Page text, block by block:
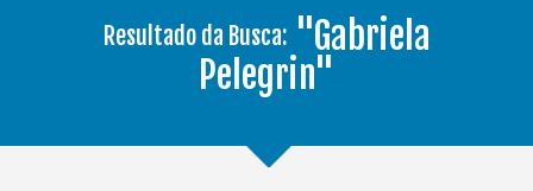
Resultado da Busca:"Gabriela
Pelegrin"